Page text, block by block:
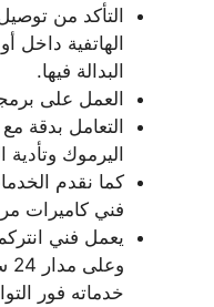
التأكد من
الهاتفية داخل
البدالة فيها.
العمل على
التعامل بدقة
اليرموك وتأدية
كما نقدم
فني كاميرات
يعمل فني
خدماته فور